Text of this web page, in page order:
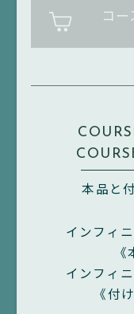
サイト（URL：
ます。
3.
スを利用し、商
了したときは、
のとみなします。
本規約に定める
はできません。
一時停止、商品
きませんので、予
コー
本品と
インフィ
インフィ
《付